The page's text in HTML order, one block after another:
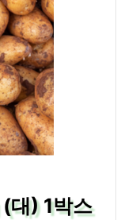
대) 1박스